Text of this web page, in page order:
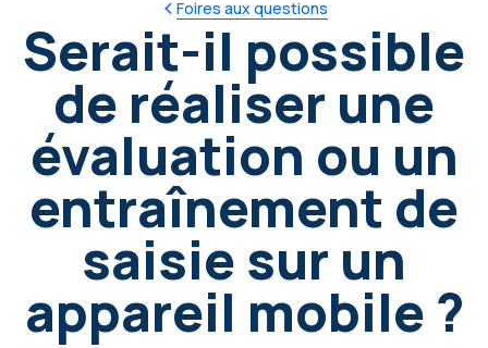
Foires aux questions
Serait-il possible
de réaliser une
évaluation ou un
entraînement de
saisie sur un
appareil mobile ?